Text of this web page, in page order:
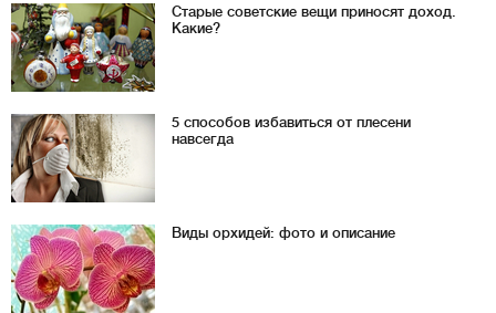
Старые советские вещи приносят доход.
Какие?
5 способов избавиться от плесени
навсегда
Виды орхидей: фото и описание